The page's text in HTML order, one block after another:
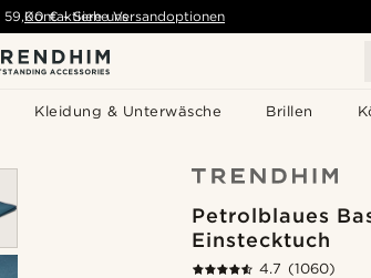
Kleidung & Unterwäsche Brillen
59,00 € - Siehe Versandoptionen
Kontaktiere uns
Petrolblaues
Einstecktuch
4.7 (1060)